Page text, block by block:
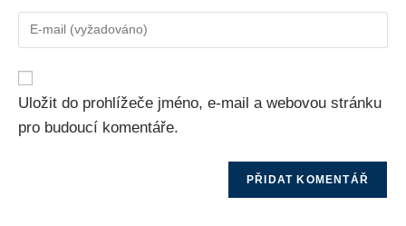
Uložit do prohlížeče jméno, e-mail a webovou stránku
pro budoucí komentáře.